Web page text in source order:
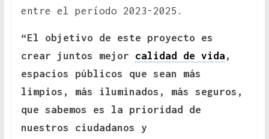
entre el período 2023-2025.
“El objetivo de este proyecto es
crear juntos mejor calidad de vida ,
espacios públicos que sean más
limpios, más iluminados, más seguros,
que sabemos es la prioridad de
nuestros ciudadanos y